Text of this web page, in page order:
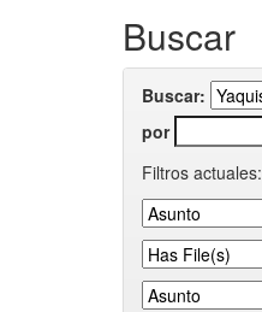
Buscar
Buscar:
por
Filtros actuales: